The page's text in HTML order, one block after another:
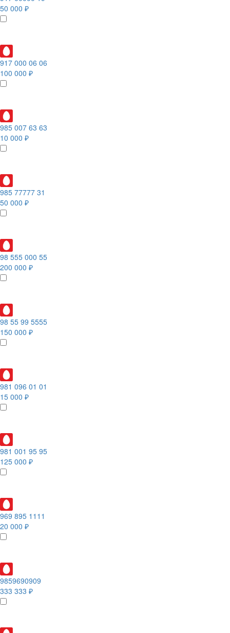
50 000 ₽
917 000 06 06
100 000 ₽
985 007 63 63
10 000 ₽
985 77777 31
50 000 ₽
98 555 000 55
200 000 ₽
98 55 99 5555
150 000 ₽
981 096 01 01
15 000 ₽
981 001 95 95
125 000 ₽
969 895 1111
20 000 ₽
9859690909
333 333 ₽